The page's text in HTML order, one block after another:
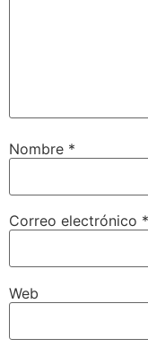
Nombre *
Correo electrónico *
Web